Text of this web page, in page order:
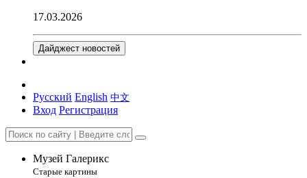
17.03.2026
Дайджест новостей
Русский English 中文
Вход Регистрация
Музей Галерикс
Старые картины